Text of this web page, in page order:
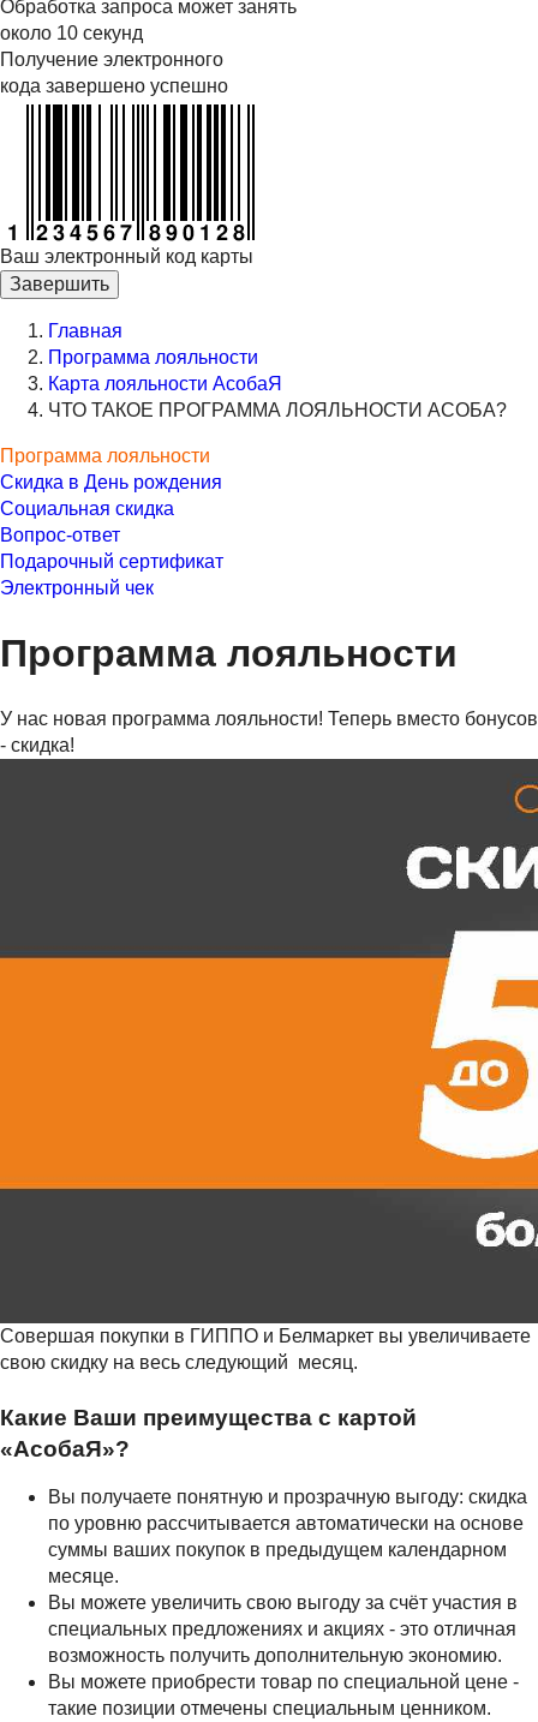
Обработка запроса может занять
около 10 секунд
Получение электронного
кода завершено успешно
Ваш электронный код карты
Завершить
Главная
Программа лояльности
Карта лояльности АсобаЯ
ЧТО ТАКОЕ ПРОГРАММА ЛОЯЛЬНОСТИ АСОБА?
Программа лояльности
Скидка в День рождения
Социальная скидка
Вопрос-ответ
Подарочный сертификат
Электронный чек
Программа лояльности
У нас новая программа лояльности! Теперь вместо бонусов
- скидка!
Совершая покупки в ГИППО и Белмаркет вы увеличиваете
свою скидку на весь следующий месяц.
Какие Ваши преимущества с картой
«АсобаЯ»?
Вы получаете понятную и прозрачную выгоду: скидка
по уровню рассчитывается автоматически на основе
суммы ваших покупок в предыдущем календарном
месяце.
Вы можете увеличить свою выгоду за счёт участия в
специальных предложениях и акциях - это отличная
возможность получить дополнительную экономию.
Вы можете приобрести товар по специальной цене -
такие позиции отмечены специальным ценником.